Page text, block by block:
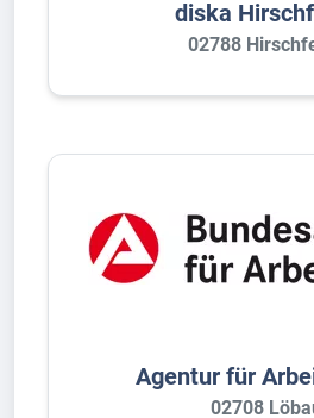
diska
02788
Agentur für
02708